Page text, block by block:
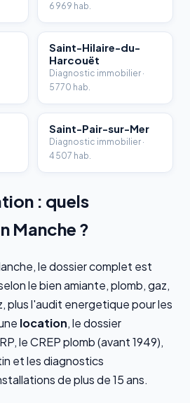
6 969 hab.
Saint-Hilaire-du-
Harcouët
Diagnostic immobilier ·
5 770 hab.
Saint-Pair-sur-Mer
Diagnostic immobilier ·
4 507 hab.
: quels
Manche ?
le dossier complet est
le bien amiante, plomb, gaz,
plus l'audit energetique pour les
location, le dossier
le CREP plomb (avant 1949),
et les diagnostics
de plus de 15 ans.